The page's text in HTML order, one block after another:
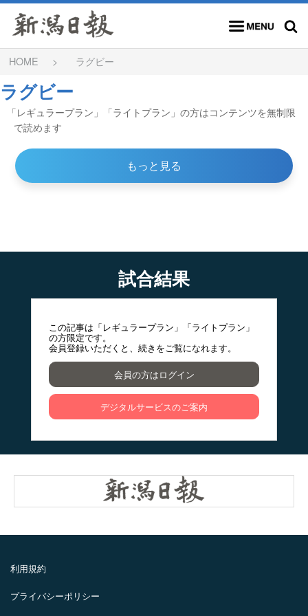
メニュー 検索
HOME ラグビー
ラグビー
「レギュラープラン」「ライトプラン」の方はコンテンツを無制限
で読めます
もっと見る
試合結果
この記事は「レギュラープラン」「ライトプラン」
の方限定です。
会員登録いただくと、続きをご覧になれます。
会員の方はログイン
デジタルサービスのご案内
利用規約
プライバシーポリシー